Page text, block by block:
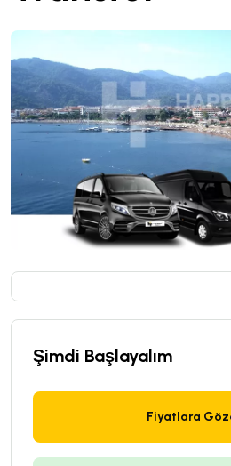
Şimdi Başlayalım
Fiyatlara